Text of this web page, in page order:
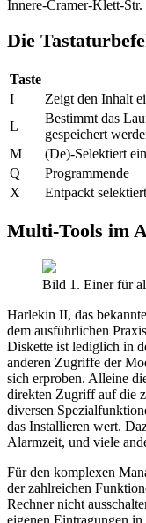
Innere-Cramer-Klett-
Die
Taste
I
Zeigt den Inhalt
L
Bestimmt das
gespeichert
M
(De)-Selektiert
Q
Programmende
X
Entpackt
Multi-Tools im
Bild 1. Einer für
Harlekin II, das
dem ausführlichen
Diskette ist lediglich in
anderen Zugriffe der
sich erproben. Alleine
direkten Zugriff auf die
diversen
das Installieren wert.
Alarmzeit, und viele
Für den komplexen
der zahlreichen
Rechner nicht
eigenen Eintragungen